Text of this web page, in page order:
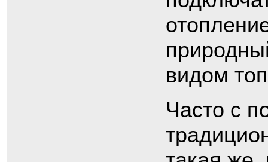
видом
Часто с